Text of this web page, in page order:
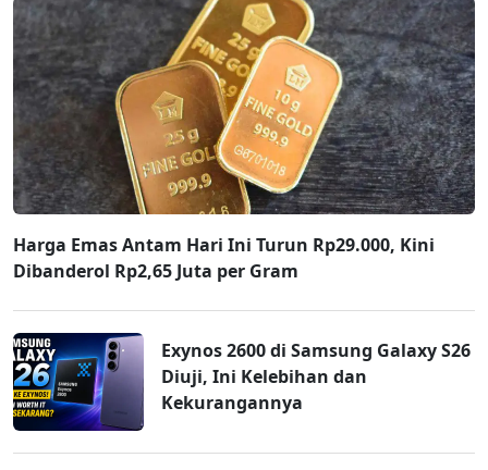
Harga Emas Antam Hari Ini Turun Rp29.000, Kini
Dibanderol Rp2,65 Juta per Gram
Exynos 2600 di Samsung Galaxy S26
Diuji, Ini Kelebihan dan
Kekurangannya